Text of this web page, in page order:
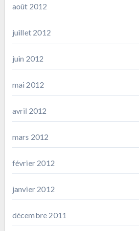
août 2012
juillet 2012
juin 2012
mai 2012
avril 2012
mars 2012
février 2012
janvier 2012
décembre 2011